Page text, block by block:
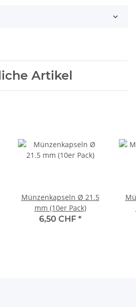
Artikel
Münzenkapseln Ø 21.5
mm (10er Pack)
6,50 CHF *